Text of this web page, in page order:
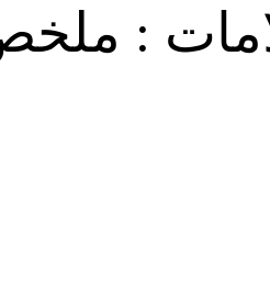
: